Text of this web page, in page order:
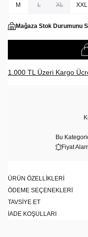
M L XL XXL
Mağaza Stok Durumunu
1.000 TL Üzeri Kargo
Bu
Fiyat
ÜRÜN ÖZELLIKLERI
ÖDEME SEÇENEKLERI
TAVSIYE ET
İADE KOŞULLARI